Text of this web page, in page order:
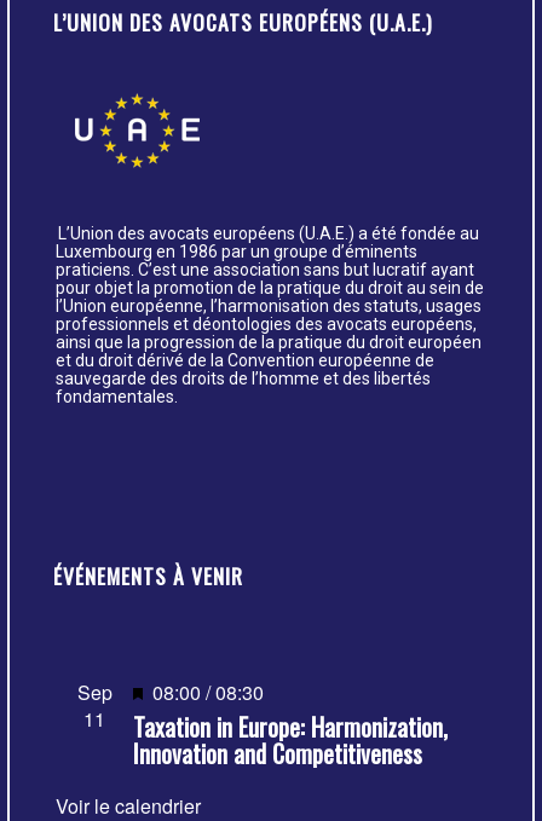
L’UNION DES AVOCATS EUROPÉENS (U.A.E.)
L’Union des avocats européens (U.A.E.) a été fondée au
Luxembourg en 1986 par un groupe d’éminents
praticiens. C’est une association sans but lucratif ayant
pour objet la promotion de la pratique du droit au sein de
l’Union européenne, l’harmonisation des statuts, usages
professionnels et déontologies des avocats européens,
ainsi que la progression de la pratique du droit européen
et du droit dérivé de la Convention européenne de
sauvegarde des droits de l’homme et des libertés
fondamentales.
ÉVÉNEMENTS À VENIR
Sep
11
Mis
en
avant
08:00 /08:30
Taxation in Europe: Harmonization,
Innovation and Competitiveness
Voir le calendrier